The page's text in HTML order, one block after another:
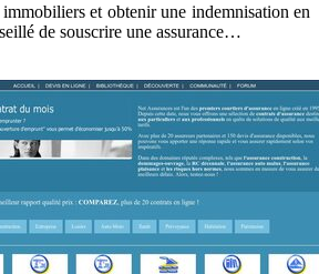
et obtenir une indemnisation en
de souscrire une assurance…